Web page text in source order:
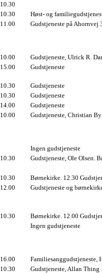
10.30
10.30
Høst- og
11.00 Gudstjeneste på Ahornvej
10.00
Gudstjeneste, Ulrick R.
15.00 Gudstjeneste
10.30
Gudstjeneste
10.30
Gudstjeneste
14.00
Gudstjeneste
10.00 Gudstjeneste, Christian
Ingen gudstjeneste
10.30
Gudstjeneste, Ole Olsen.
10.30
Børnekirke. 12.30
12.00
Gudstjeneste og
10.30
Børnekirke. 12.00
Ingen gudstjeneste
16.00
Familiesanggudstjeneste,
10.30
Gudstjeneste, Allan Thing